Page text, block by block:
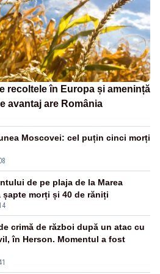
recoltele în Europa și amenință
avantaj are România
Moscovei: cel puțin cinci morți
de pe plaja de la Marea
șapte morți și 40 de răniți
crimă de război după un atac cu
în Herson. Momentul a fost